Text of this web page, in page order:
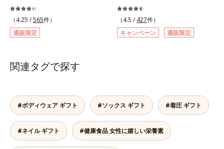
しがちな栄養素に着目。ぽいっとひ
と口補いやすい６種類の「キレイの
素」、タブレットタイプのサプリメ
ントシリーズです。女性の不足栄養
＆葉酸」、独自加工のビタミンCで
リズムづくりで快調を目指す「オリ
ゴ糖＆酵素」、いつだってイキイ
キ、あなたらしい表情をサポートす
る「ビタミンB群＆アミノ酸」、ス
マホ漬けの日々をケアしてうるっと
（4.25 /565件）
通販限定
リと弾力のある毎日に欠かせない人
気のコラーゲンを補給できる、ステ
ィック型ゼリーです。吸収が早い、
分子の小さなコラーゲンが1袋にた
た、まるでフルーツゼリーのように
みずみずしいゼリーです。個包装の
スティックタイプだから、いつでも
どこでも片手でおいしくコラーゲン
をチャージできます。年齢と共に気
（4.5 / 427件）
キャンペーン
通販限定
関連タグで探す
#ボディウェア ギフト #ソックス ギフト #着圧 ギフト
#ネイル ギフト #健康食品 女性に嬉しい栄養素